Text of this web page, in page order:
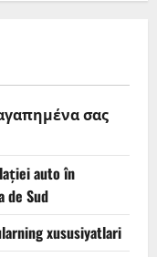
αγαπημένα σας
auto în
de Sud
xususiyatlari